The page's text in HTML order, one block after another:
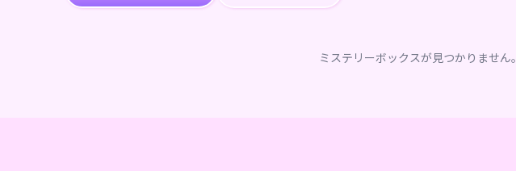
ミステリーボックスが見つかりません。